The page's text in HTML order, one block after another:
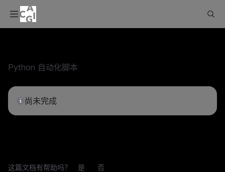
Python 自动化脚本
尚未完成
这篇文档有帮助吗？ 是 否